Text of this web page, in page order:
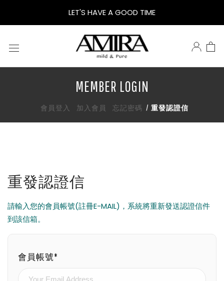
米
AMIRA
LET'S HAVE A GOOD TIME
MEMBER LOGIN
會員登入 加入會員 忘記密碼 重發認證信
重發認證信
請輸入您的會員帳號(註冊E-MAIL)，系統將重新發送認證信件
到該信箱。
會員帳號*